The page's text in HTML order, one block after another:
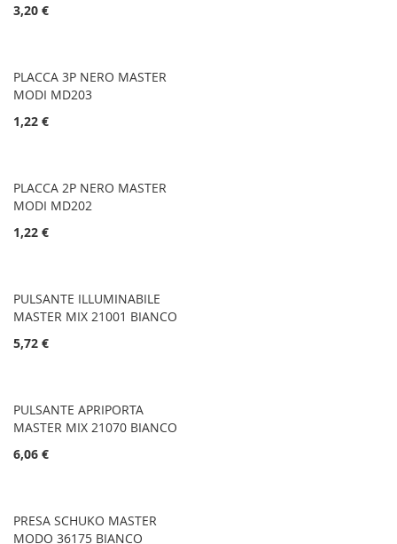
3,20 €
PLACCA 3P NERO MASTER
MODI MD203
1,22 €
PLACCA 2P NERO MASTER
MODI MD202
1,22 €
PULSANTE ILLUMINABILE
MASTER MIX 21001 BIANCO
5,72 €
PULSANTE APRIPORTA
MASTER MIX 21070 BIANCO
6,06 €
PRESA SCHUKO MASTER
MODO 36175 BIANCO